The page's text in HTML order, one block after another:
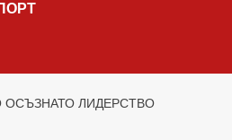
ОСЪЗНАТО ЛИДЕРСТВО